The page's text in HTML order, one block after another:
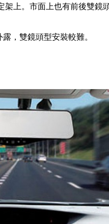
架上。市面上也有前後雙鏡
，雙鏡頭型安裝較難。